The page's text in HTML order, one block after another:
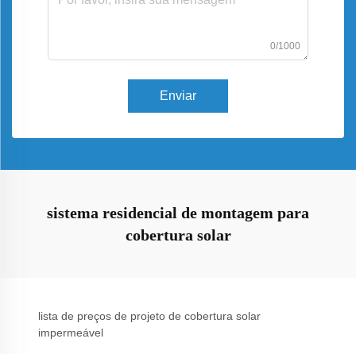
0/1000
Enviar
sistema residencial de montagem para
cobertura solar
lista de preços de projeto de cobertura solar
impermeável